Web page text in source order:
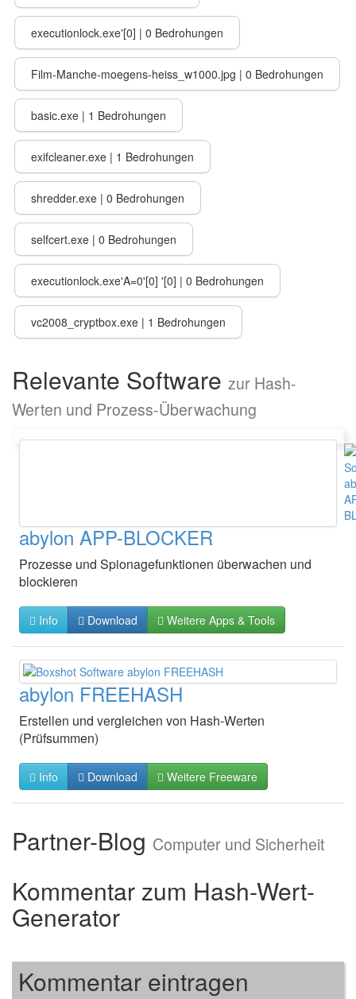
executionlock.exe'[0] | 0 Bedrohungen
Film-Manche-moegens-heiss_w1000.jpg | 0 Bedrohungen
basic.exe | 1 Bedrohungen
exifcleaner.exe | 1 Bedrohungen
shredder.exe | 0 Bedrohungen
selfcert.exe | 0 Bedrohungen
executionlock.exe'A=0'[0] '[0] | 0 Bedrohungen
vc2008_cryptbox.exe | 1 Bedrohungen
Relevante Software zur Hash-
Werten und Prozess-Überwachung
abylon APP-BLOCKER
Prozesse und Spionagefunktionen überwachen und
blockieren
Info Download Weitere Apps & Tools
abylon FREEHASH
Erstellen und vergleichen von Hash-Werten
(Prüfsummen)
Info Download Weitere Freeware
Partner-Blog Computer und Sicherheit
Kommentar zum Hash-Wert-
Generator
Kommentar eintragen